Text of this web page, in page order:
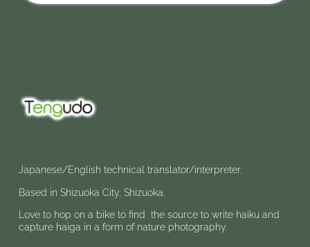
Japanese/English technical translator/interpreter.
Based in Shizuoka City, Shizuoka.
Love to hop on a bike to find the source to write haiku and
capture haiga in a form of nature photography.